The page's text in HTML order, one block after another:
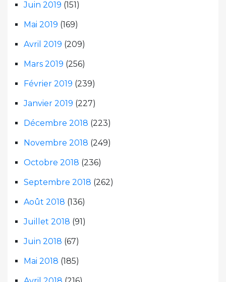
Juin 2019 (151)
Mai 2019 (169)
Avril 2019 (209)
Mars 2019 (256)
Février 2019 (239)
Janvier 2019 (227)
Décembre 2018 (223)
Novembre 2018 (249)
Octobre 2018 (236)
Septembre 2018 (262)
Août 2018 (136)
Juillet 2018 (91)
Juin 2018 (67)
Mai 2018 (185)